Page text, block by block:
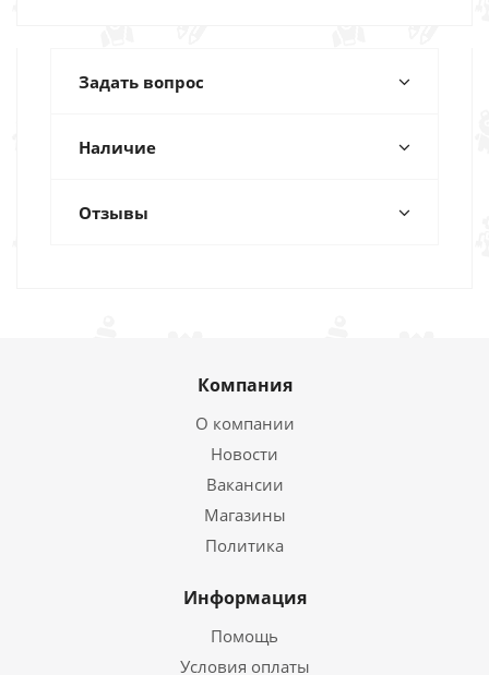
Задать вопрос
Наличие
Отзывы
Компания
О компании
Новости
Вакансии
Магазины
Политика
Информация
Помощь
Условия оплаты